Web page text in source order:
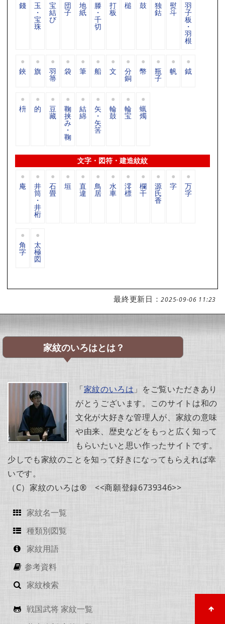
錢 玉
・
宝
珠
宝
結
び
団
子
地
紙
滕
・
千
切
打
板
槌 鼓 独
鈷
熨
斗
羽
子
板
・
羽
根
鋏 旗 羽
箒
袋 筆 船 文 分
銅
幣 瓶
子
帆 鉞
枡 的 豆
藏
鞠
挟
み
・
鞠
結
綿
矢
・
矢
筈
輪
鼓
輪
宝
蝋
燭
文字・図符・建造紋紋
庵 井
筒
・
井
桁
石
畳
垣 直
違
鳥
居
水
車
澪
標
欄
干
源
氏
香
字 万
字
角
字
太
極
図
最終更新日：2025-09-06 11:23
家紋のいろはとは？
「家紋のいろは 」をご覧いただきあり
がとうございます。このサイトは和の
文化が大好きな管理人が、家紋の意味
や由来、歴史などをもっと広く知って
もらいたいと思い作ったサイトです。
少しでも家紋のことを知って好きになってもらえれば幸
いです。
（C）家紋のいろは® <<商願登録6739346>>
家紋名一覧
種類別図覧
家紋用語
参考資料
家紋検索
戦国武将 家紋一覧